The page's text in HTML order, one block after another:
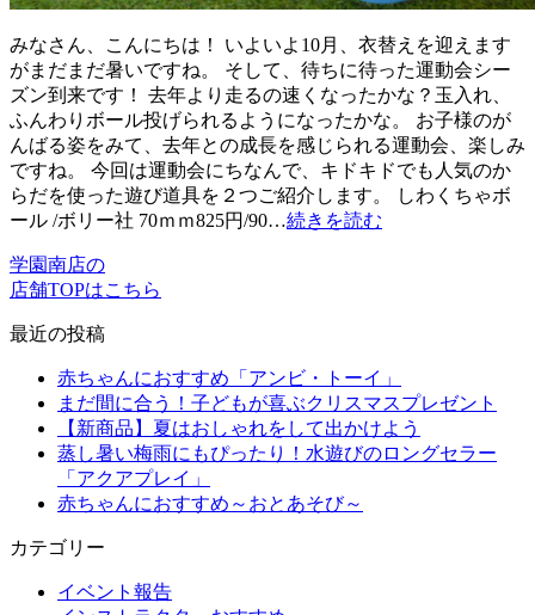
みなさん、こんにちは！ いよいよ10月、衣替えを迎えます
がまだまだ暑いですね。 そして、待ちに待った運動会シー
ズン到来です！ 去年より走るの速くなったかな？玉入れ、
ふんわりボール投げられるようになったかな。 お子様のが
んばる姿をみて、去年との成長を感じられる運動会、楽しみ
ですね。 今回は運動会にちなんで、キドキドでも人気のか
らだを使った遊び道具を２つご紹介します。 しわくちゃボ
ール /ボリー社 70ｍｍ825円/90…続きを読む
学園南店の
店舗TOPはこちら
最近の投稿
赤ちゃんにおすすめ「アンビ・トーイ」
まだ間に合う！子どもが喜ぶクリスマスプレゼント
【新商品】夏はおしゃれをして出かけよう
蒸し暑い梅雨にもぴったり！水遊びのロングセラー
「アクアプレイ」
赤ちゃんにおすすめ～おとあそび～
カテゴリー
イベント報告